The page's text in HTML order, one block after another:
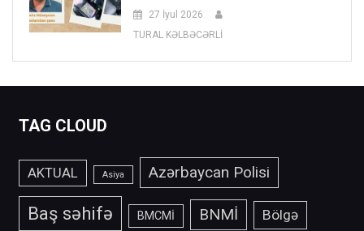
27 İyul 2026
TURAL KƏLBƏCƏRLİ
TAG CLOUD
AKTUAL Asiya Azərbaycan Polisi
Baş səhifə BMCMİ BNMİ Bölgə